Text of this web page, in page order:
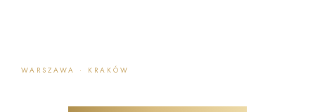
WARSZAWA · KRAKÓW